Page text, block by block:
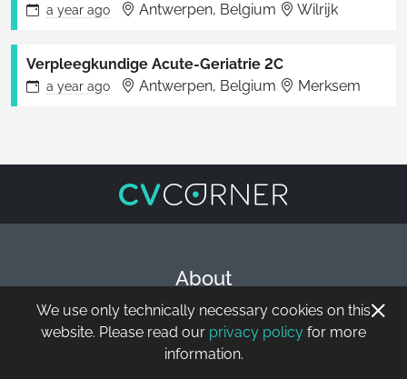
We use only technically necessary cookies on this
website. Please read our privacy policy for more
information.
a year ago Antwerpen, Belgium Wilrijk
Verpleegkundige Acute-Geriatrie 2C
a year ago Antwerpen, Belgium Merksem
About
Privacy
Terms & Conditions
Contacts